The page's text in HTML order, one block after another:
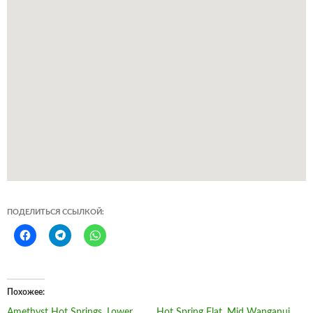
ПОДЕЛИТЬСЯ ССЫЛКОЙ:
Похожее